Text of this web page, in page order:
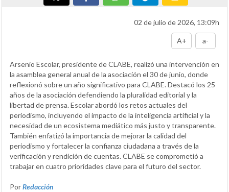
02 de julio de 2026, 13:09h
A+ a-
Arsenio Escolar, presidente de CLABE, realizó una intervención en
la asamblea general anual de la asociación el 30 de junio, donde
reflexionó sobre un año significativo para CLABE. Destacó los 25
años de la asociación defendiendo la pluralidad editorial y la
libertad de prensa. Escolar abordó los retos actuales del
periodismo, incluyendo el impacto de la inteligencia artificial y la
necesidad de un ecosistema mediático más justo y transparente.
También enfatizó la importancia de mejorar la calidad del
periodismo y fortalecer la confianza ciudadana a través de la
verificación y rendición de cuentas. CLABE se comprometió a
trabajar en cuatro prioridades clave para el futuro del sector.
PorRedacción